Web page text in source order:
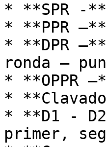
* **SPR -
* **PPR
* **DPR
ronda –
* **OPPR
*
* **D1 -
primer,